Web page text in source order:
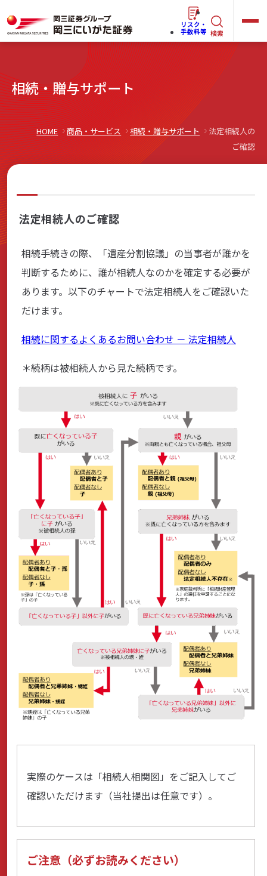
ー
ワ
ー
ド
で
らくらくネット情報便
商品・サービス
各種情報・セミナー
サポート・お手続き
採用情報
サステナビリティ
よくあるご質問はこちら
問い合わせフォーム
お電話でのお問い合わせ
0120-03-4649
受付時間：9:00～17:00（土・日・祝日を除く）
リスク・
手数料等 検索
キ
ー
ド
で
探
す
相続・贈与サポート
HOME 商品・サービス 相続・贈与サポート
法定相続人の
ご確認
法定相続人のご確認
相続手続きの際、「遺産分割協議」の当事者が誰かを
判断するために、誰が相続人なのかを確定する必要が
あります。以下のチャートで法定相続人をご確認いた
だけます。
相続に関するよくあるお問い合わせ － 法定相続人
＊続柄は被相続人から見た続柄です。
実際のケースは「相続人相関図」をご記入してご
確認いただけます（当社提出は任意です）。
ご注意（必ずお読みください）